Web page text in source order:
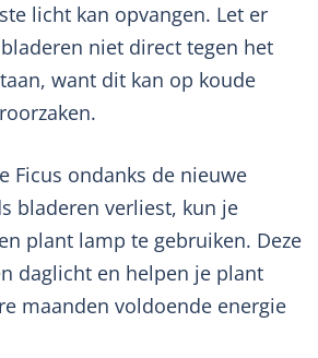
licht kan opvangen. Let er
niet direct tegen het
want dit kan op koude
Ficus ondanks de nieuwe
bladeren verliest, kun je
plant lamp te gebruiken. Deze
daglicht en helpen je plant
maanden voldoende energie